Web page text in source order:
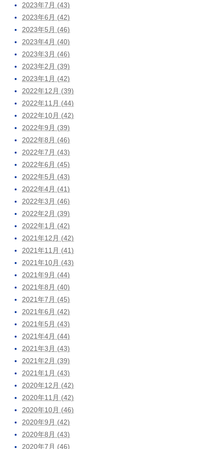
2023年7月 (43)
2023年6月 (42)
2023年5月 (46)
2023年4月 (40)
2023年3月 (46)
2023年2月 (39)
2023年1月 (42)
2022年12月 (39)
2022年11月 (44)
2022年10月 (42)
2022年9月 (39)
2022年8月 (46)
2022年7月 (43)
2022年6月 (45)
2022年5月 (43)
2022年4月 (41)
2022年3月 (46)
2022年2月 (39)
2022年1月 (42)
2021年12月 (42)
2021年11月 (41)
2021年10月 (43)
2021年9月 (44)
2021年8月 (40)
2021年7月 (45)
2021年6月 (42)
2021年5月 (43)
2021年4月 (44)
2021年3月 (43)
2021年2月 (39)
2021年1月 (43)
2020年12月 (42)
2020年11月 (42)
2020年10月 (46)
2020年9月 (42)
2020年8月 (43)
2020年7月 (46)